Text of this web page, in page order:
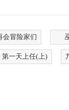
会冒险家们
第一天上任(上)